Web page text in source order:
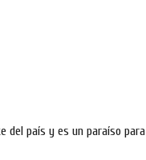
del país y es un paraíso para